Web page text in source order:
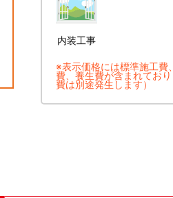
内装工事
※表示価格には標準施工費
費、養生費が含まれてお
費は別途発生します）